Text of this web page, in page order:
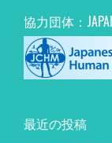
協力団体：
最近の投稿